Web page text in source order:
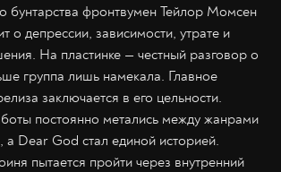
бунтарства фронтвумен Тейлор Момсен
о депрессии, зависимости, утрате и
На пластинке — честный разговор о
группа лишь намекала. Главное
заключается в его цельности.
постоянно метались между жанрами
а Dear God стал единой историей.
пытается пройти через внутренний